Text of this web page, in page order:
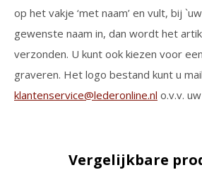
op het vakje ‘met naam’ en vult, bij
gewenste naam in, dan wordt het
verzonden. U kunt ook kiezen voor
graveren. Het logo bestand kunt u
klantenservice@lederonline.nl o.v.v.
Vergelijkbare